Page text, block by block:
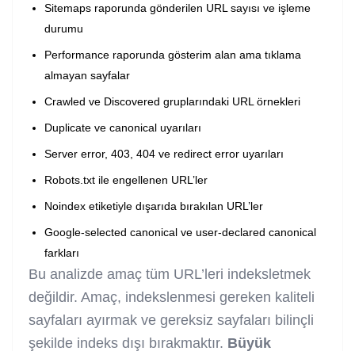
Sitemaps raporunda gönderilen URL sayısı ve işleme
durumu
Performance raporunda gösterim alan ama tıklama
almayan sayfalar
Crawled ve Discovered gruplarındaki URL örnekleri
Duplicate ve canonical uyarıları
Server error, 403, 404 ve redirect error uyarıları
Robots.txt ile engellenen URL’ler
Noindex etiketiyle dışarıda bırakılan URL’ler
Google-selected canonical ve user-declared canonical
farkları
Bu analizde amaç tüm URL’leri indeksletmek
değildir. Amaç, indekslenmesi gereken kaliteli
sayfaları ayırmak ve gereksiz sayfaları bilinçli
şekilde indeks dışı bırakmaktır. Büyük